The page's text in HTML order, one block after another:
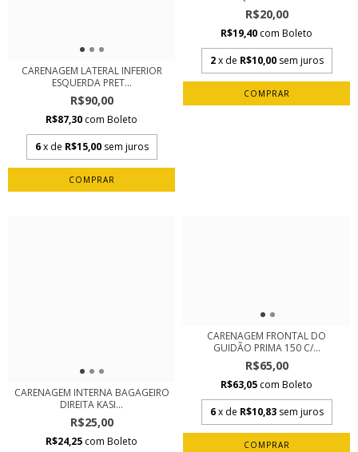
CARENAGEM LATERAL INFERIOR
ESQUERDA PRET...
R$90,00
R$87,30 com Boleto
6 x de R$15,00 sem juros
R$20,00
R$19,40 com Boleto
2 x de R$10,00 sem juros
CARENAGEM INTERNA BAGAGEIRO
DIREITA KASI...
R$25,00
R$24,25 com Boleto
CARENAGEM FRONTAL DO
GUIDÃO PRIMA 150 C/...
R$65,00
R$63,05 com Boleto
6 x de R$10,83 sem juros